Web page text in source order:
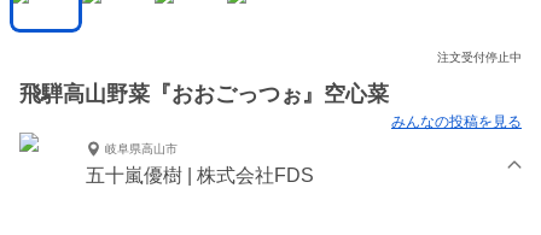
注文受付停止中
飛騨高山野菜『おおごっつぉ』空心菜
みんなの投稿を見る
岐阜県高山市
五十嵐優樹 | 株式会社FDS